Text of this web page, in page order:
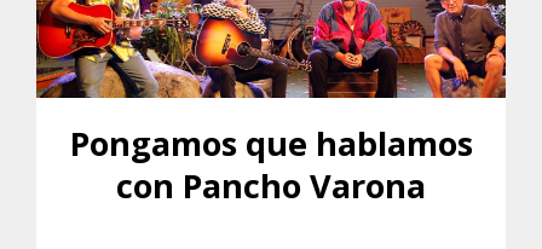
Pongamos que hablamos
con Pancho Varona